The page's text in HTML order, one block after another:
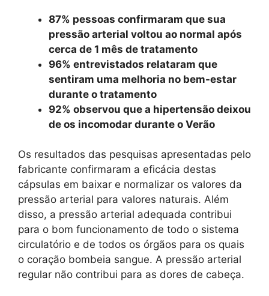
87% pessoas confirmaram que sua
pressão arterial voltou ao normal após
cerca de 1 mês de tratamento
96% entrevistados relataram que
sentiram uma melhoria no bem-estar
durante o tratamento
92% observou que a hipertensão deixou
de os incomodar durante o Verão
Os resultados das pesquisas apresentadas pelo
fabricante confirmaram a eficácia destas
cápsulas em baixar e normalizar os valores da
pressão arterial para valores naturais. Além
disso, a pressão arterial adequada contribui
para o bom funcionamento de todo o sistema
circulatório e de todos os órgãos para os quais
o coração bombeia sangue. A pressão arterial
regular não contribui para as dores de cabeça.